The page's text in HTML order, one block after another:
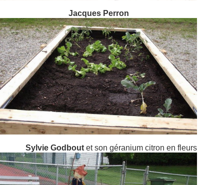
Jacques Perron
Sylvie Godbout et son géranium citron en fleurs